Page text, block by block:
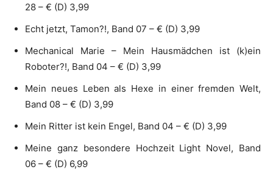
28 – € (D) 3,99
Echt jetzt, Tamon?!, Band 07 – € (D) 3,99
Mechanical Marie – Mein Hausmädchen ist (k)ein
Roboter?!, Band 04 – € (D) 3,99
Mein neues Leben als Hexe in einer fremden Welt,
Band 08 – € (D) 3,99
Mein Ritter ist kein Engel, Band 04 – € (D) 3,99
Meine ganz besondere Hochzeit Light Novel, Band
06 – € (D) 6,99